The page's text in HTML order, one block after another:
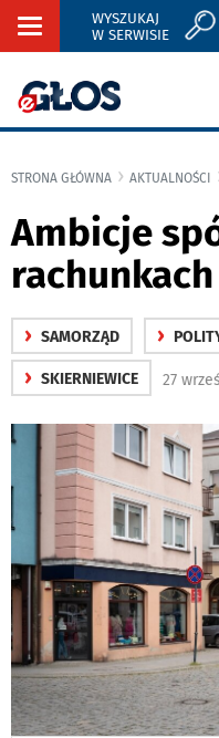
Rozwiń
WYSZUKAJ
W SERWISIE
STRONA GŁÓWNA AKTUALNOŚCI
Ambicje
› SAMORZĄD ›
› SKIERNIEWICE 27